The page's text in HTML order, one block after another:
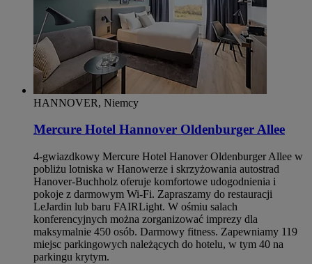
HANNOVER, Niemcy
Mercure Hotel Hannover Oldenburger Allee
4-gwiazdkowy Mercure Hotel Hanover Oldenburger Allee w
pobliżu lotniska w Hanowerze i skrzyżowania autostrad
Hanover-Buchholz oferuje komfortowe udogodnienia i
pokoje z darmowym Wi-Fi. Zapraszamy do restauracji
LeJardin lub baru FAIRLight. W ośmiu salach
konferencyjnych można zorganizować imprezy dla
maksymalnie 450 osób. Darmowy fitness. Zapewniamy 119
miejsc parkingowych należących do hotelu, w tym 40 na
parkingu krytym.